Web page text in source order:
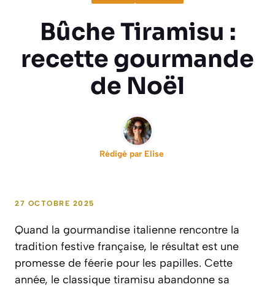
Bûche Tiramisu :
recette gourmande
de Noël
Rédigé par Elise
27 OCTOBRE 2025
Quand la gourmandise italienne rencontre la
tradition festive française, le résultat est une
promesse de féerie pour les papilles. Cette
année, le classique tiramisu abandonne sa